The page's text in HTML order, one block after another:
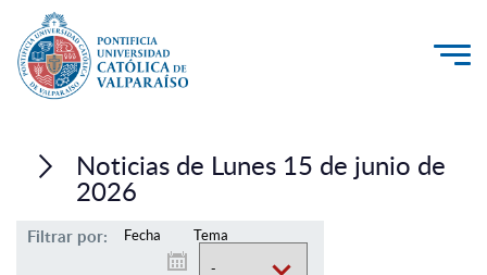
Investigación, Creación e Innovación
Vinculación con el Medio
Noticias de Lunes 15 de junio de
2026
Filtrar por: Fecha Tema